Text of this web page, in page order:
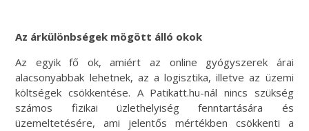
Az árkülönbségek mögött álló okok
Az egyik fő ok, amiért az online gyógyszerek árai
alacsonyabbak lehetnek, az a logisztika, illetve az üzemi
költségek csökkentése. A Patikatt.hu-nál nincs szükség
számos fizikai üzlethelyiség fenntartására és
üzemeltetésére, ami jelentős mértékben csökkenti a